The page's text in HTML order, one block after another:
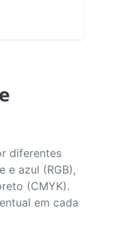
diferentes
e azul (RGB),
(CMYK).
em cada